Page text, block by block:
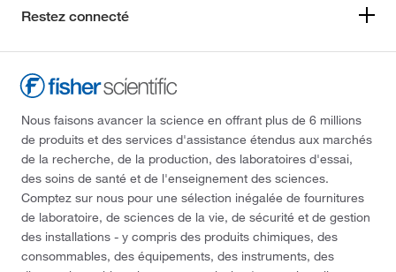
Restez connecté
Nous faisons avancer la science en offrant plus de 6 millions
de produits et des services d'assistance étendus aux marchés
de la recherche, de la production, des laboratoires d'essai,
des soins de santé et de l'enseignement des sciences.
Comptez sur nous pour une sélection inégalée de fournitures
de laboratoire, de sciences de la vie, de sécurité et de gestion
des installations - y compris des produits chimiques, des
consommables, des équipements, des instruments, des